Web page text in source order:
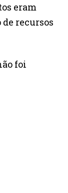
eram
recursos
foi